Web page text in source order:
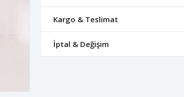
Kargo & Teslimat
İptal & Değişim